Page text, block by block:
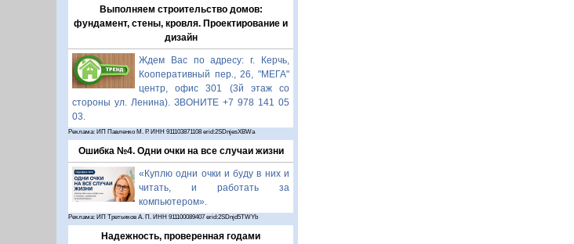
Выполняем строительство домов:
фундамент, стены, кровля. Проектирование и
дизайн
Ждем Вас по адресу: г. Керчь,
Кооперативный пер., 26, "МЕГА"
центр, офис 301 (3й этаж со
стороны ул. Ленина). ЗВОНИТЕ +7 978 141 05
03.
Реклама: ИП Павленко М. Р. ИНН 911103871108 erid:2SDnjesXBWa
Ошибка №4. Одни очки на все случаи жизни
«Куплю одни очки и буду в них и
читать, и работать за
компьютером».
Реклама: ИП Третьяков А. П. ИНН 911100089407 erid:2SDnjd5TWYb
Надежность, проверенная годами